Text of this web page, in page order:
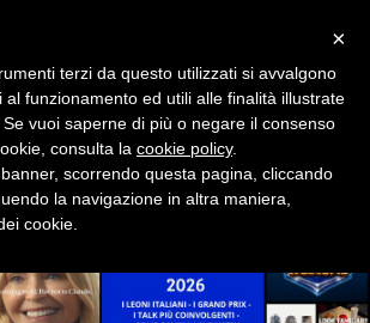
×
terzi da questo utilizzati si avvalgono
al funzionamento ed utili alle finalità illustrate
vuoi saperne di più o negare il consenso
consulta la cookie policy.
scorrendo questa pagina, cliccando
la navigazione in altra maniera,
cookie.